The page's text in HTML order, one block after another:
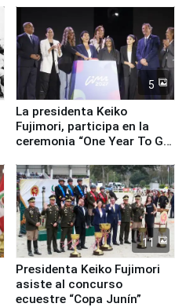
equipamiento para
Serenazgo
5
La presidenta Keiko
Fujimori, participa en la
ceremonia “One Year To Go
11
Presidenta Keiko Fujimori
asiste al concurso
ecuestre “Copa Junín”